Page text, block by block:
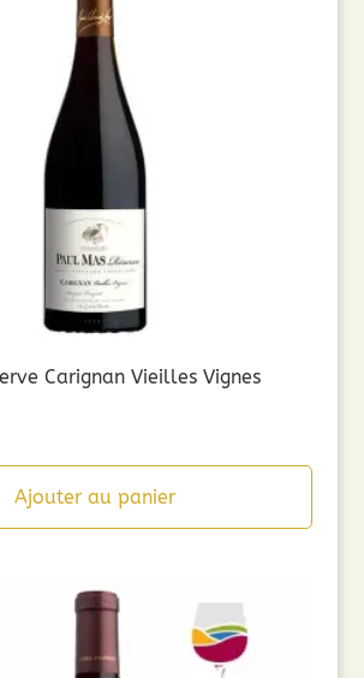
Carignan Vieilles Vignes
Ajouter au panier